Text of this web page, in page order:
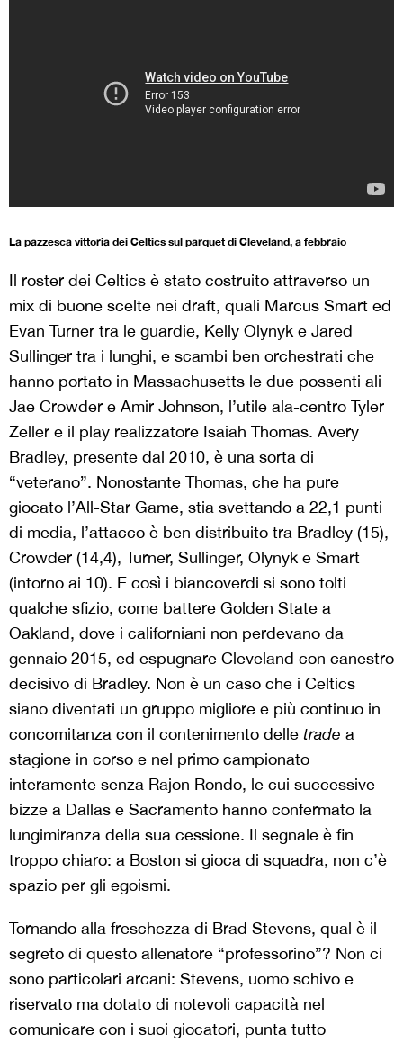
La pazzesca vittoria dei Celtics sul parquet di Cleveland, a febbraio
Il roster dei Celtics è stato costruito attraverso un
mix di buone scelte nei draft, quali Marcus Smart ed
Evan Turner tra le guardie, Kelly Olynyk e Jared
Sullinger tra i lunghi, e scambi ben orchestrati che
hanno portato in Massachusetts le due possenti ali
Jae Crowder e Amir Johnson, l’utile ala-centro Tyler
Zeller e il play realizzatore Isaiah Thomas. Avery
Bradley, presente dal 2010, è una sorta di
“veterano”. Nonostante Thomas, che ha pure
giocato l’All-Star Game, stia svettando a 22,1 punti
di media, l’attacco è ben distribuito tra Bradley (15),
Crowder (14,4), Turner, Sullinger, Olynyk e Smart
(intorno ai 10). E così i biancoverdi si sono tolti
qualche sfizio, come battere Golden State a
Oakland, dove i californiani non perdevano da
gennaio 2015, ed espugnare Cleveland con canestro
decisivo di Bradley. Non è un caso che i Celtics
siano diventati un gruppo migliore e più continuo in
concomitanza con il contenimento delle trade a
stagione in corso e nel primo campionato
interamente senza Rajon Rondo, le cui successive
bizze a Dallas e Sacramento hanno confermato la
lungimiranza della sua cessione. Il segnale è fin
troppo chiaro: a Boston si gioca di squadra, non c’è
spazio per gli egoismi.
Tornando alla freschezza di Brad Stevens, qual è il
segreto di questo allenatore “professorino”? Non ci
sono particolari arcani: Stevens, uomo schivo e
riservato ma dotato di notevoli capacità nel
comunicare con i suoi giocatori, punta tutto